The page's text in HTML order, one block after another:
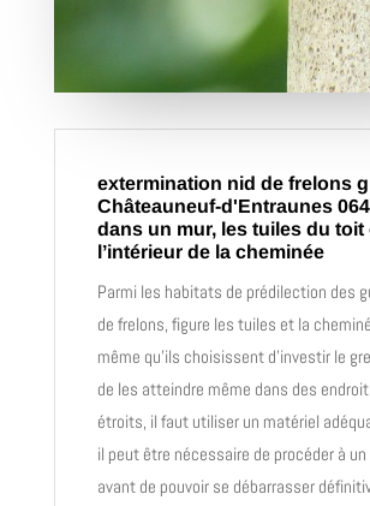
extermination nid de frelons
Châteauneuf-d'Entraunes
dans un mur, les tuiles du toit
l’intérieur de la cheminée
Parmi les habitats de prédilection des
de frelons, figure les tuiles et la
même qu’ils choisissent d’investir le
de les atteindre même dans des
étroits, il faut utiliser un matériel
il peut être nécessaire de procéder à
avant de pouvoir se débarrasser